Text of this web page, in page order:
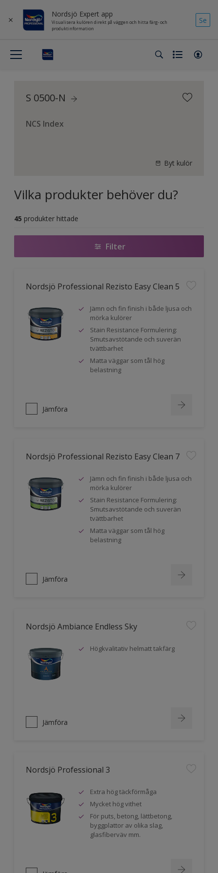
Nordsjö Expert app
Visualisera kulören direkt på väggen och hitta färg- och
produktinformation
Se
S 0500-N
NCS Index
Byt kulör
Vilka produkter behöver du?
45 produkter hittade
Filter
Nordsjö Professional Rezisto Easy Clean 5
Jämn och fin finish i både ljusa och
mörka kulörer
Stain Resistance Formulering:
Smutsavstötande och suverän
tvättbarhet
Matta väggar som tål hög
belastning
Jämföra
Nordsjö Professional Rezisto Easy Clean 7
Jämn och fin finish i både ljusa och
mörka kulörer
Stain Resistance Formulering:
Smutsavstötande och suverän
tvättbarhet
Matta väggar som tål hög
belastning
Jämföra
Nordsjö Ambiance Endless Sky
Högkvalitativ helmatt takfärg
Jämföra
Nordsjö Professional 3
Extra hög täckförmåga
Mycket hög vithet
För puts, betong, lättbetong,
byggplattor av olika slag,
glasfiberväv mm.